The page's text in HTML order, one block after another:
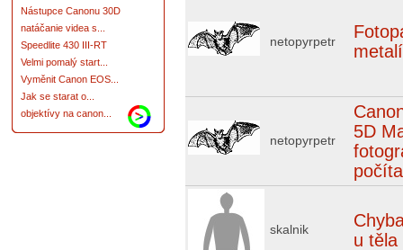
Nástupce Canonu 30D
natáčanie videa s...
Speedlite 430 III-RT
Velmi pomalý start...
Vyměnit Canon EOS...
Jak se starat o...
objektívy na canon...
netopyrpetr
netopyrpetr
5D
skalnik
u těla